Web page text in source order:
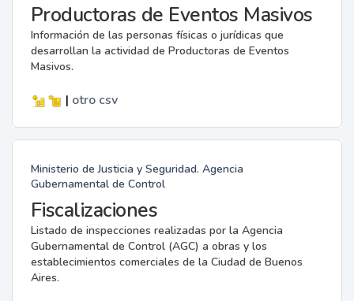
Productoras de Eventos Masivos
Información de las personas físicas o jurídicas que
desarrollan la actividad de Productoras de Eventos
Masivos.
| otro csv
Ministerio de Justicia y Seguridad. Agencia
Gubernamental de Control
Fiscalizaciones
Listado de inspecciones realizadas por la Agencia
Gubernamental de Control (AGC) a obras y los
establecimientos comerciales de la Ciudad de Buenos
Aires.